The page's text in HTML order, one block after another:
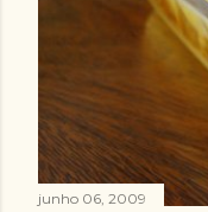
junho 06, 2009